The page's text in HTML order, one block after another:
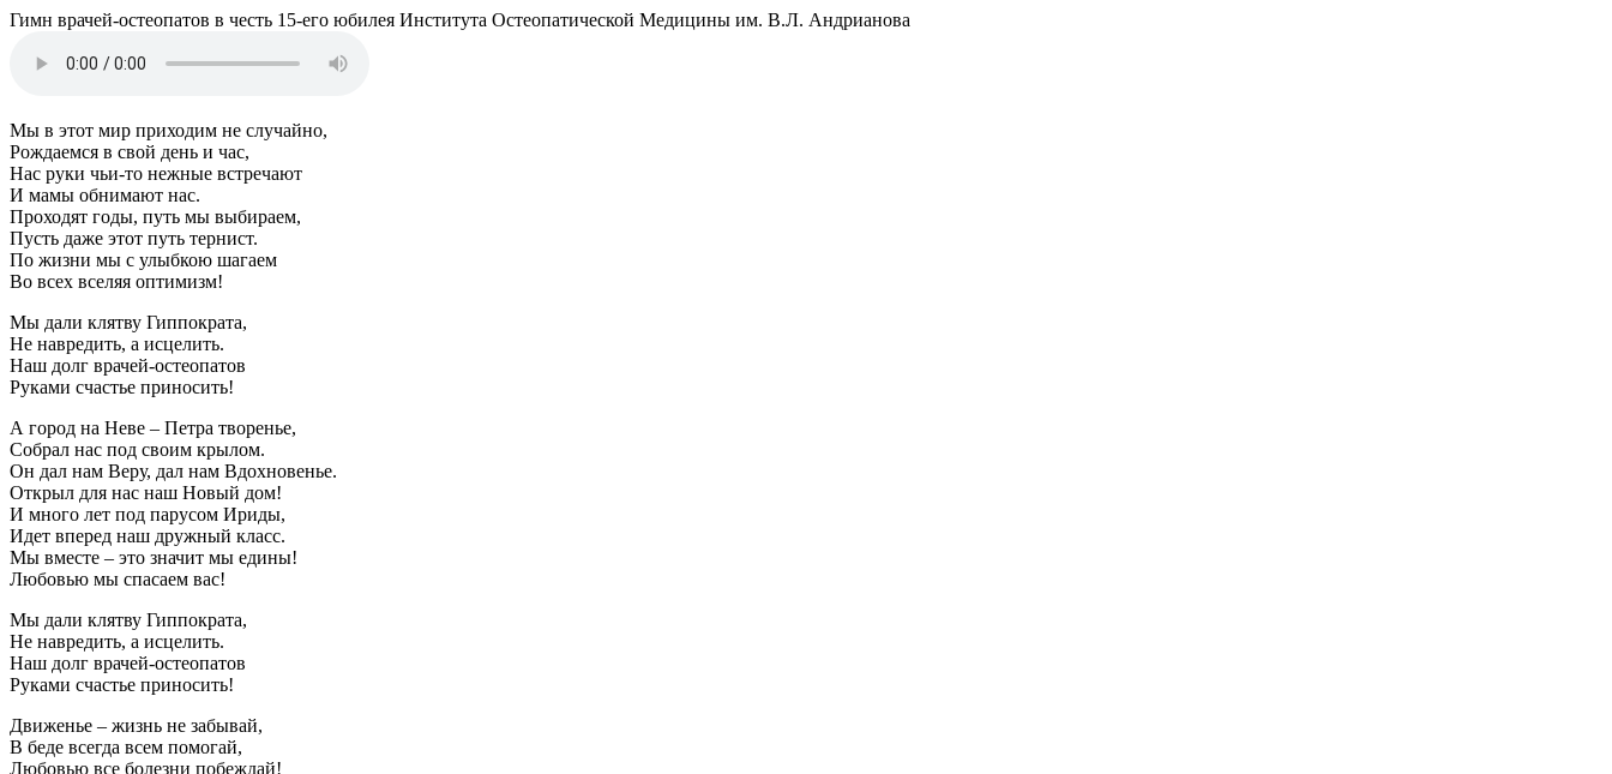
Гимн врачей-остеопатов в честь 15-его юбилея Института Остеопатической Медицины им. В.Л. Андрианова
Мы в этот мир приходим не случайно,
Рождаемся в свой день и час,
Нас руки чьи-то нежные встречают
И мамы обнимают нас.
Проходят годы, путь мы выбираем,
Пусть даже этот путь тернист.
По жизни мы с улыбкою шагаем
Во всех вселяя оптимизм!
Мы дали клятву Гиппократа,
Не навредить, а исцелить.
Наш долг врачей-остеопатов
Руками счастье приносить!
А город на Неве – Петра творенье,
Собрал нас под своим крылом.
Он дал нам Веру, дал нам Вдохновенье.
Открыл для нас наш Новый дом!
И много лет под парусом Ириды,
Идет вперед наш дружный класс.
Мы вместе – это значит мы едины!
Любовью мы спасаем вас!
Мы дали клятву Гиппократа,
Не навредить, а исцелить.
Наш долг врачей-остеопатов
Руками счастье приносить!
Движенье – жизнь не забывай,
В беде всегда всем помогай,
Любовью все болезни побеждай!